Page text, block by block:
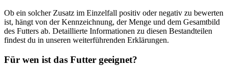
Ob ein solcher Zusatz im Einzelfall positiv oder negativ zu bewerten
ist, hängt von der Kennzeichnung, der Menge und dem Gesamtbild
des Futters ab. Detaillierte Informationen zu diesen Bestandteilen
findest du in unseren weiterführenden Erklärungen.
Für wen ist das Futter geeignet?